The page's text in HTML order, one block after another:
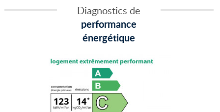
Diagnostics de
performance
énergétique